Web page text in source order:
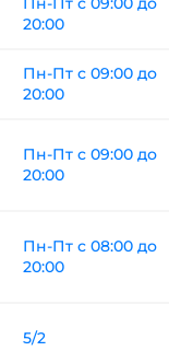
20:00
Пн-Пт с 09:00 до
20:00
Пн-Пт с 09:00 до
20:00
Пн-Пт с 08:00 до
20:00
5/2